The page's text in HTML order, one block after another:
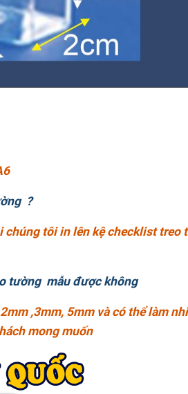
?
chúng tôi in lên kệ checklist treo
tường mẫu được không
,3mm, 5mm và có thể làm
mong muốn